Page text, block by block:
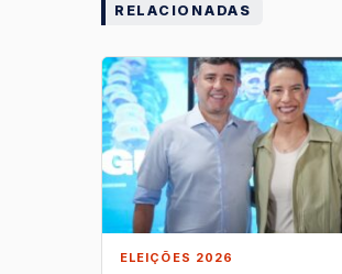
RELACIONADAS
ELEIÇÕES 2026